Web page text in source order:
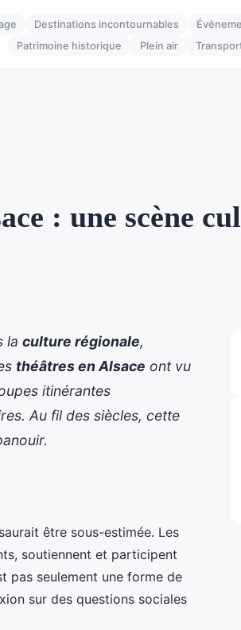
Destinations incontournables
Patrimoine historique
Plein air
: une scène
la culture régionale,
théâtres en Alsace ont vu
itinérantes
Au fil des siècles, cette
être sous-estimée. Les
soutiennent et participent
pas seulement une forme de
sur des questions sociales